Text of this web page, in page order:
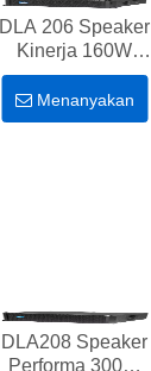
DLA 206 Speaker
Kinerja 160W
pasif Untuk ruang
rapat
Menanyakan
DLA208 Speaker
Performa 300W